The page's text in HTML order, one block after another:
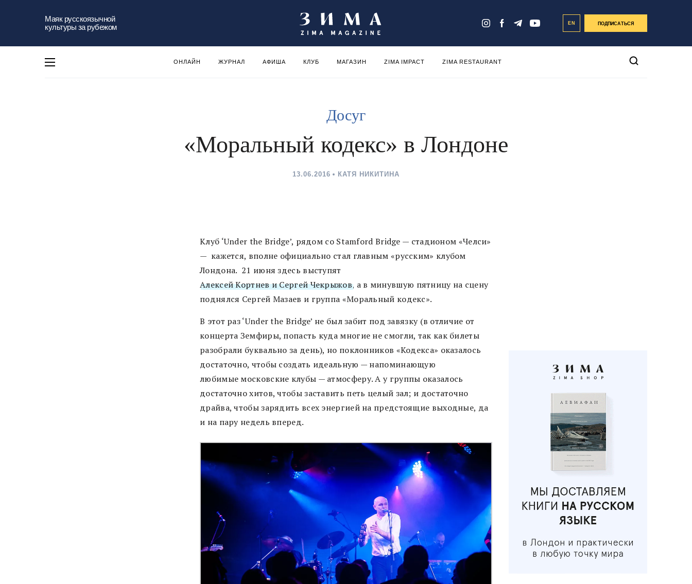
Маяк русскоязычной
культуры за рубежом
EN ПОДПИСАТЬСЯ
ОНЛАЙН ЖУРНАЛ АФИША КЛУБ МАГАЗИН ZIMA IMPACT ZIMA RESTAURANT
Досуг
«Моральный кодекс» в Лондоне
13.06.2016 КАТЯ НИКИТИНА
Клуб ‘Under the Bridge’, рядом со Stamford Bridge — стадионом «Челси»
— кажется, вполне официально стал главным «русским» клубом
Лондона. 21 июня здесь выступят
Алексей Кортнев и Сергей Чекрыжов, а в минувшую пятницу на сцену
поднялся Сергей Мазаев и группа «Моральный кодекс».
В этот раз ‘Under the Bridge’ не был забит под завязку (в отличие от
концерта Земфиры, попасть куда многие не смогли, так как билеты
разобрали буквально за день), но поклонников «Кодекса» оказалось
достаточно, чтобы создать идеальную — напоминающую
любимые московские клубы — атмосферу. А у группы оказалось
достаточно хитов, чтобы заставить петь целый зал; и достаточно
драйва, чтобы зарядить всех энергией на предстоящие выходные, да
и на пару недель вперед.